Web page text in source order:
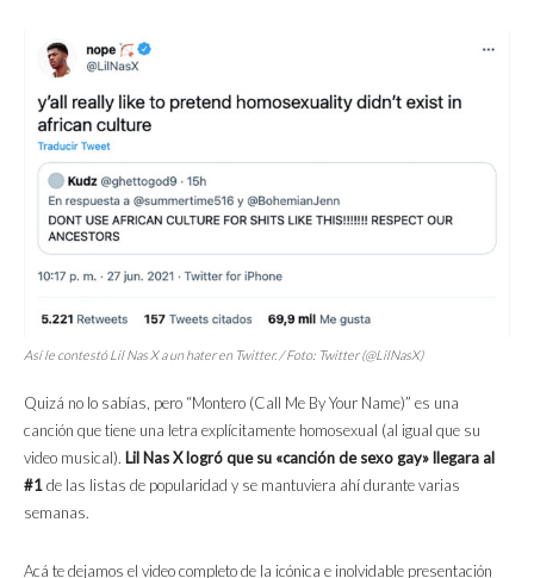
Así le contestó Lil Nas X a un hater en Twitter. / Foto: Twitter (@LilNasX)
Quizá no lo sabías, pero “Montero (Call Me By Your Name)” es una
canción que tiene una letra explícitamente homosexual (al igual que su
video musical). Lil Nas X logró que su «canción de sexo gay» llegara al
#1de las listas de popularidad y se mantuviera ahí durante varias
semanas.
Acá te dejamos el video completo de la icónica e inolvidable presentación